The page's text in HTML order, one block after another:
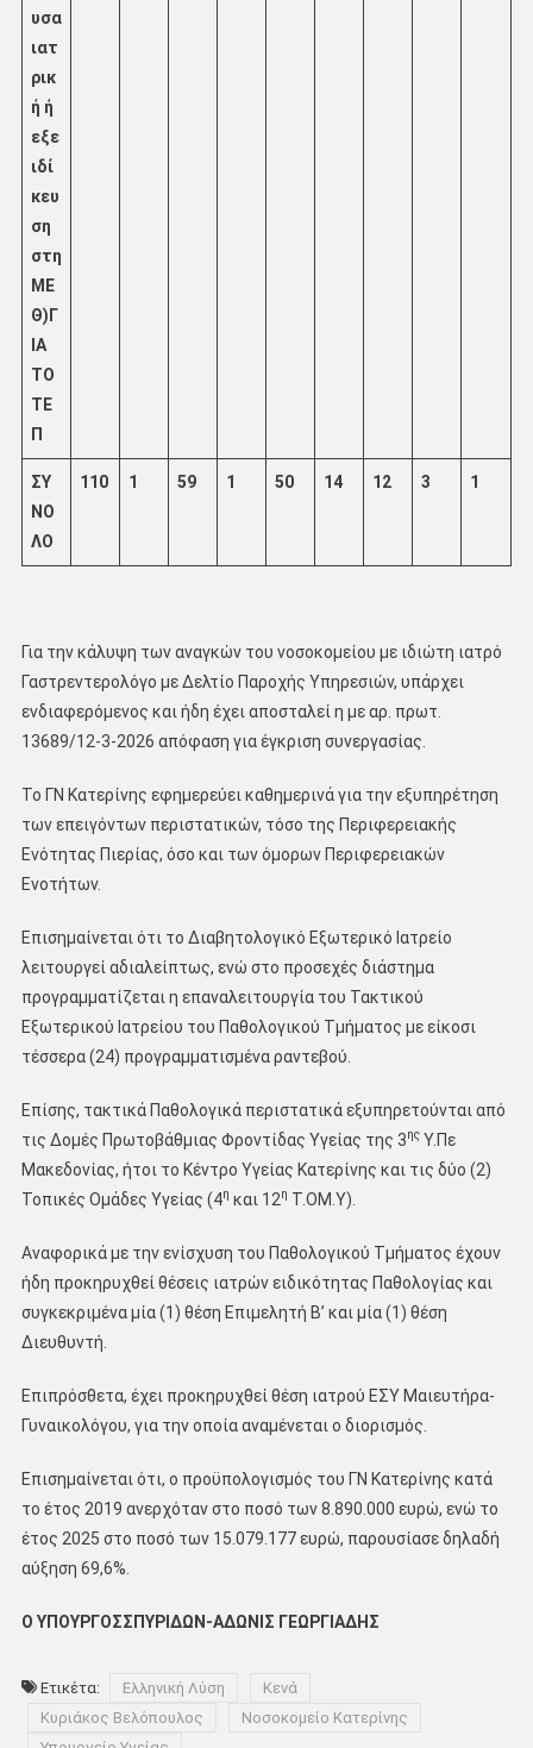
υσα
ιατ
ρικ
ή ή
εξε
ιδί
κευ
ση
στη
ΜΕ
Θ)Γ
ΙΑ
ΤΟ
ΤΕ
Π
ΣΥ
ΝΟ
ΛΟ
110 1 59 1 50 14 12 3 1
Για την κάλυψη των αναγκών του νοσοκομείου με ιδιώτη ιατρό
Γαστρεντερολόγο με Δελτίο Παροχής Υπηρεσιών, υπάρχει
ενδιαφερόμενος και ήδη έχει αποσταλεί η με αρ. πρωτ.
13689/12-3-2026 απόφαση για έγκριση συνεργασίας.
Το ΓΝ Κατερίνης εφημερεύει καθημερινά για την εξυπηρέτηση
των επειγόντων περιστατικών, τόσο της Περιφερειακής
Ενότητας Πιερίας, όσο και των όμορων Περιφερειακών
Ενοτήτων.
Επισημαίνεται ότι το Διαβητολογικό Εξωτερικό Ιατρείο
λειτουργεί αδιαλείπτως, ενώ στο προσεχές διάστημα
προγραμματίζεται η επαναλειτουργία του Τακτικού
Εξωτερικού Ιατρείου του Παθολογικού Τμήματος με είκοσι
τέσσερα (24) προγραμματισμένα ραντεβού.
Επίσης, τακτικά Παθολογικά περιστατικά εξυπηρετούνται από
τις Δομές Πρωτοβάθμιας Φροντίδας Υγείας της 3ηςΥ.Πε
Μακεδονίας, ήτοι το Κέντρο Υγείας Κατερίνης και τις δύο (2)
Τοπικές Ομάδες Υγείας (4η και 12η Τ.ΟΜ.Υ).
Αναφορικά με την ενίσχυση του Παθολογικού Τμήματος έχουν
ήδη προκηρυχθεί θέσεις ιατρών ειδικότητας Παθολογίας και
συγκεκριμένα μία (1) θέση Επιμελητή Β’ και μία (1) θέση
Διευθυντή.
Επιπρόσθετα, έχει προκηρυχθεί θέση ιατρού ΕΣΥ Μαιευτήρα-
Γυναικολόγου, για την οποία αναμένεται ο διορισμός.
Επισημαίνεται ότι, ο προϋπολογισμός του ΓΝ Κατερίνης κατά
το έτος 2019 ανερχόταν στο ποσό των 8.890.000 ευρώ, ενώ το
έτος 2025 στο ποσό των 15.079.177 ευρώ, παρουσίασε δηλαδή
αύξηση 69,6%.
Ο ΥΠΟΥΡΓΟΣΣΠΥΡΙΔΩΝ-ΑΔΩΝΙΣ ΓΕΩΡΓΙΑΔΗΣ
Ετικέτα: Ελληνική Λύση
Κενά
Κυριάκος Βελόπουλος
Νοσοκομείο Κατερίνης